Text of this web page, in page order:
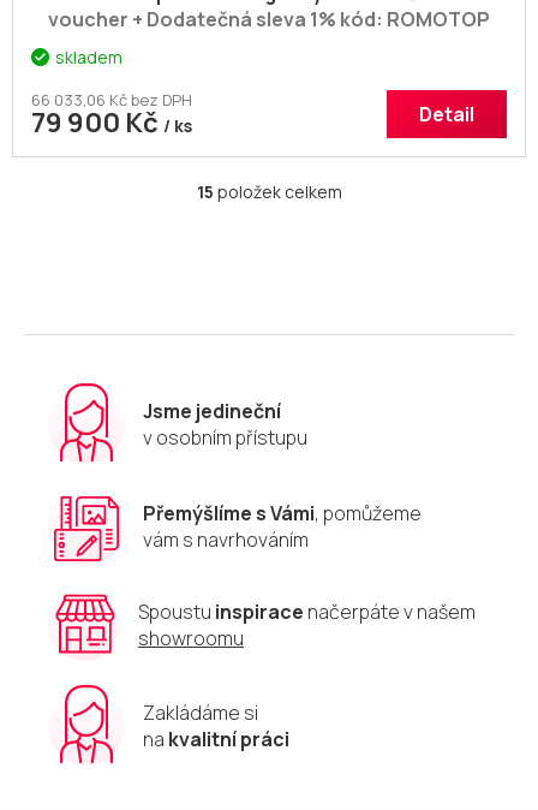
voucher + Dodatečná sleva 1% kód: ROMOTOP
skladem
66 033,06 Kč bez DPH
79 900 Kč / ks Detail
O
c
r
v
k
ý
p
u
15 položek celkem
Jsme jedineční
v osobním přístupu
Přemýšlíme s Vámi, pomůžeme
vám s navrhováním
Spoustu inspirace načerpáte v našem
showroomu
Zakládáme si
na kvalitní práci